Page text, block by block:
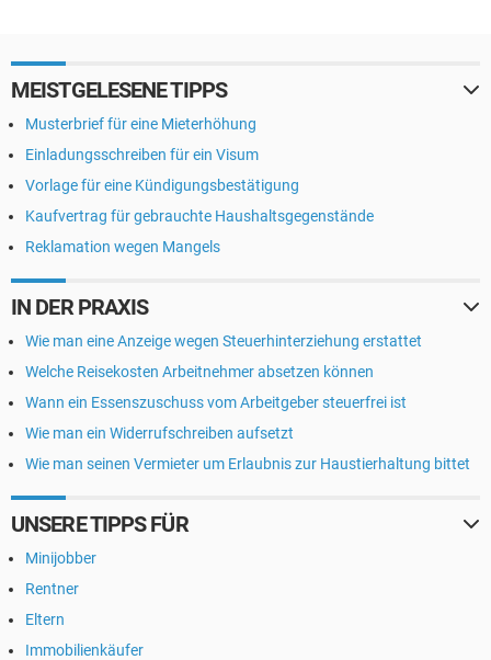
MEISTGELESENE TIPPS
Musterbrief für eine Mieterhöhung
Einladungsschreiben für ein Visum
Vorlage für eine Kündigungsbestätigung
Kaufvertrag für gebrauchte Haushaltsgegenstände
Reklamation wegen Mangels
IN DER PRAXIS
Wie man eine Anzeige wegen Steuerhinterziehung erstattet
Welche Reisekosten Arbeitnehmer absetzen können
Wann ein Essenszuschuss vom Arbeitgeber steuerfrei ist
Wie man ein Widerrufschreiben aufsetzt
Wie man seinen Vermieter um Erlaubnis zur Haustierhaltung bittet
UNSERE TIPPS FÜR
Minijobber
Rentner
Eltern
Immobilienkäufer